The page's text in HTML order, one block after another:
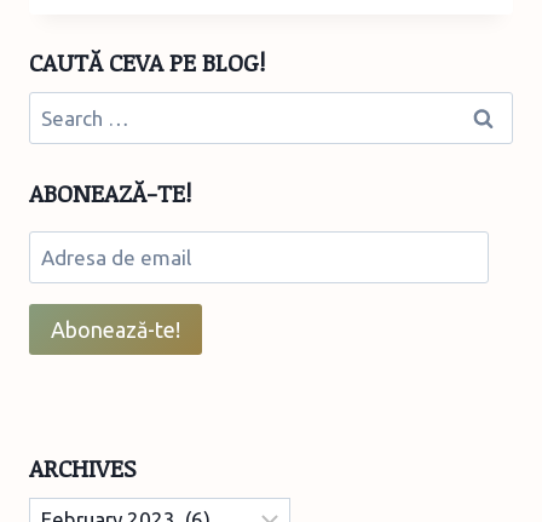
MARI
ÎN
NECONVENȚIONALE
CAUTĂ CEVA PE BLOG!
Search
for:
ABONEAZĂ-TE!
Adresa
de
email
Abonează-te!
ARCHIVES
Archives